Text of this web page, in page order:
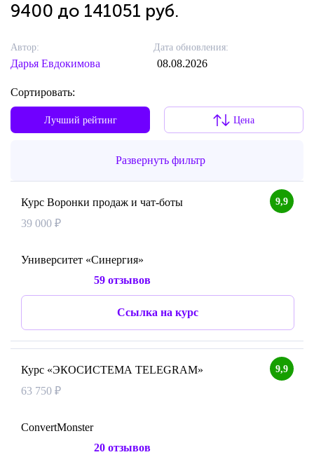
9400 до 141051 руб.
Сортировать:
Лучший рейтинг Цена
Дата обновления:
08.08.2026
Автор:
Дарья Евдокимова
Развернуть фильтр
9,9
Курс Воронки продаж и чат-боты
39 000 ₽
Университет «Синергия»
59 отзывов
Ссылка на курс
9,9
Курс «ЭКОСИСТЕМА TELEGRAM»
63 750 ₽
ConvertMonster
20 отзывов